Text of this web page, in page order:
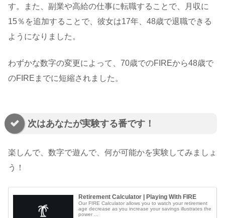
す。また、副業や高給の仕事に転職することで、月収に
15％を追加することで、彼女は17年、48歳で退職できる
ようになりました。
わずかな数字の変更によって、70歳でのFIREから48歳で
のFIREまでに短縮されました。
次はあなたが実験する番です！
楽しんで、数字で遊んで、何が可能かを実験してみましょ
う！
Retirement Calculator | Playing With FIRE
Our FIRE Calculator allows you to watch your retirement
age decrease as you increase your savings illustrates the
power ...